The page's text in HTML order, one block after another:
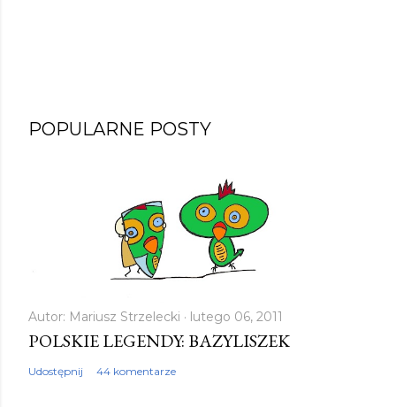
POPULARNE POSTY
Autor: Mariusz Strzelecki lutego 06, 2011
POLSKIE LEGENDY: BAZYLISZEK
Udostępnij 44 komentarze